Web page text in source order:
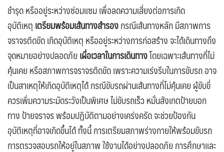
ชำรุด หรืออยู่ระหว่างซ่อมแซม เพื่อลดความเสี่ยงต่อการเกิด
อุบัติเหตุเตรียมพร้อมเส้นทางสำรองกรณีเส้นทางหลัก มีสภาพการ
จราจรติดขัด เกิดอุบัติเหตุ หรืออยู่ระหว่างการก่อสร้าง จะได้เดินทางถึง
จุดหมายอย่างปลอดภัยเผื่อเวลาในการเดินทางโดยเฉพาะเส้นทางที่ไม่
คุ้นเคย หรือสภาพการจราจรติดขัด เพราะความเร่งรีบในการขับรถ อาจ
เป็นสาเหตุให้เกิดอุบัติเหตุได้ กรณีขับรถผ่านเส้นทางที่ไม่คุ้นเคย ผู้ขับขี่
ควรเพิ่มความระมัดระวังเป็นพิเศษ ไม่ขับรถเร็ว หมั่นสังเกตป้ายบอก
ทาง ป้ายจราจร พร้อมปฏิบัติตามอย่างเคร่งครัด จะช่วยป้องกัน
อุบัติเหตุที่อาจเกิดขึ้นได้ ทั้งนี้ การเตรียมสภาพร่างกายให้พร้อมขับรถ
การตรวจสอบรถให้อยู่ในสภาพ ใช้งานได้อย่างปลอดภัย การศึกษาและ